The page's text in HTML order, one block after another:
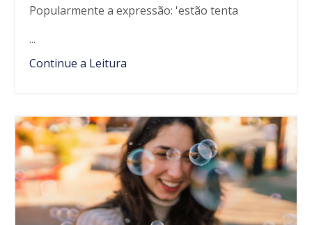
Popularmente a expressão: 'estão tenta
...
Continue a Leitura